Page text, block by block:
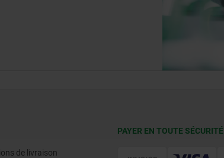
de livraison
PAYER EN TOUTE SÉCURITÉ